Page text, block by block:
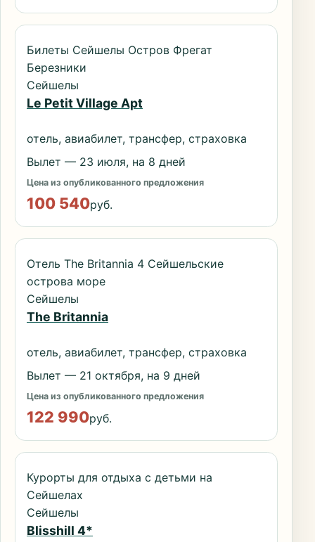
Билеты Сейшелы Остров Фрегат
Березники
Сейшелы
Le Petit Village Apt
отель, авиабилет, трансфер, страховка
Вылет — 23 июля, на 8 дней
Цена из опубликованного предложения
100 540руб.
Отель The Britannia 4 Сейшельские
острова море
Сейшелы
The Britannia
отель, авиабилет, трансфер, страховка
Вылет — 21 октября, на 9 дней
Цена из опубликованного предложения
122 990руб.
Курорты для отдыха с детьми на
Сейшелах
Сейшелы
Blisshill 4*